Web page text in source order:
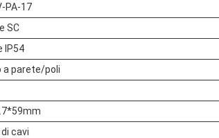
PA-17
SC
IP54
a parete/poli
cavi